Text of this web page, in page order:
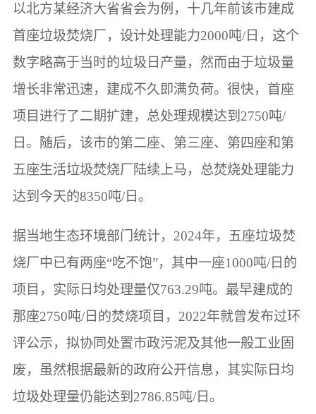
以北方某经济大省省会为例，十几年前该市建成
首座垃圾焚烧厂，设计处理能力2000吨/日，这个
数字略高于当时的垃圾日产量，然而由于垃圾量
增长非常迅速，建成不久即满负荷。很快，首座
项目进行了二期扩建，总处理规模达到2750吨/
日。随后，该市的第二座、第三座、第四座和第
五座生活垃圾焚烧厂陆续上马，总焚烧处理能力
达到今天的8350吨/日。
据当地生态环境部门统计，2024年，五座垃圾焚
烧厂中已有两座“吃不饱”，其中一座1000吨/日的
项目，实际日均处理量仅763.29吨。最早建成的
那座2750吨/日的焚烧项目，2022年就曾发布过环
评公示，拟协同处置市政污泥及其他一般工业固
废，虽然根据最新的政府公开信息，其实际日均
垃圾处理量仍能达到2786.85吨/日。